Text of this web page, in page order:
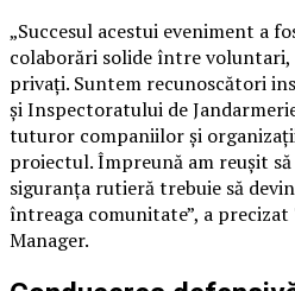
„Succesul acestui eveniment a
colaborări solide între
privați. Suntem recunoscători
și Inspectoratului de
tuturor companiilor și
proiectul. Împreună am reușit
siguranța rutieră trebuie să
întreaga comunitate”, a
Manager.